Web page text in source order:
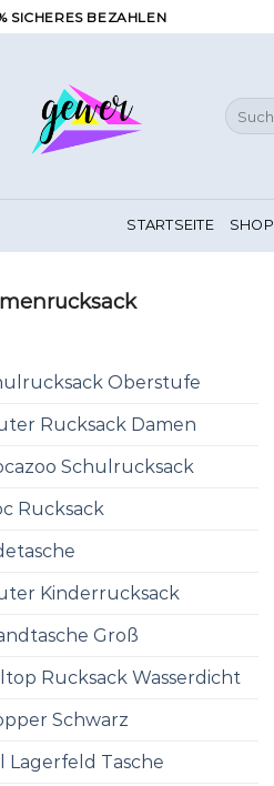
SICHERES BEZAHLEN
Suche
nach:
STARTSEITE SHOP
Oberstufe
Rucksack Damen
Schulrucksack
Rucksack
Kinderrucksack
Groß
Rucksack Wasserdicht
Schwarz
Lagerfeld Tasche